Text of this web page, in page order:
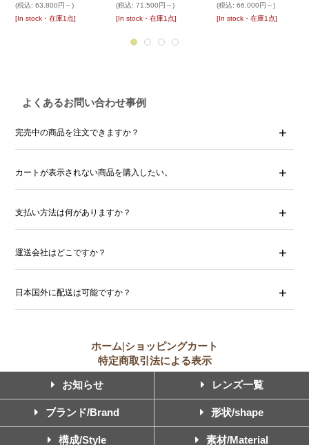
(税込: 63,800円～)
[In stock・在庫1点]
(税込: 71,500円～)
[In stock・在庫1点]
(税込: 66,000円～)
[In stock・在庫1点]
よくあるお問い合わせ事例
完売中の商品を注文できますか？
カートが表示されない商品を購入したい。
支払い方法は何がありますか？
運送会社はどこですか？
日本国外に配送は可能ですか？
ホーム|ショッピングカート
特定商取引法による表示
お知らせ レンズ一覧
ブランド/Brand 形状/shape
構成/Style 素材/Material